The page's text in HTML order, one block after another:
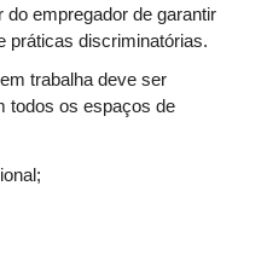
Institucional Feminina
do Assédio
da Discriminação
Socioambiental
Contratações e Aquisições
de Inteligência
empregador de garantir
práticas discriminatórias.
trabalha deve ser
todos os espaços de